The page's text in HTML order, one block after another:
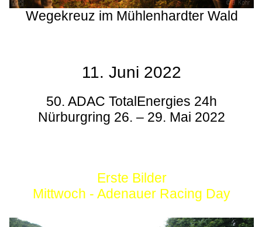
Wegekreuz im Mühlenhardter Wald
11. Juni 2022
50. ADAC TotalEnergies 24h
Nürburgring 26. – 29. Mai 2022
Erste Bilder
Mittwoch - Adenauer Racing Day